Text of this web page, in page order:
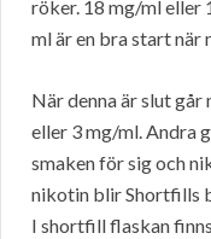
röker. 18 mg/ml eller
ml är en bra start när
När denna är slut
eller 3 mg/ml. Andra
smaken för sig och
nikotin blir Shortfills
I shortfill flaskan